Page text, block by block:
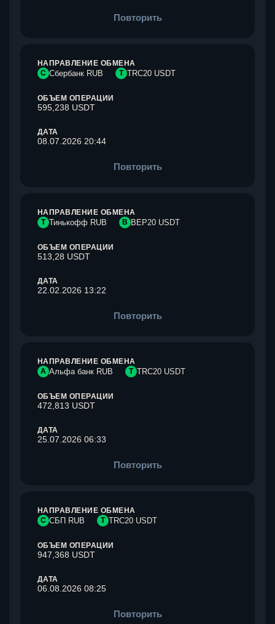
Повторить
НАПРАВЛЕНИЕ ОБМЕНА
С Сбербанк RUB T TRC20 USDT
ОБЪЕМ ОПЕРАЦИИ
595,238 USDT
ДАТА
08.07.2026 20:44
Повторить
НАПРАВЛЕНИЕ ОБМЕНА
Т Тинькофф RUB B BEP20 USDT
ОБЪЕМ ОПЕРАЦИИ
513,28 USDT
ДАТА
22.02.2026 13:22
Повторить
НАПРАВЛЕНИЕ ОБМЕНА
А Альфа банк RUB T TRC20 USDT
ОБЪЕМ ОПЕРАЦИИ
472,813 USDT
ДАТА
25.07.2026 06:33
Повторить
НАПРАВЛЕНИЕ ОБМЕНА
С СБП RUB T TRC20 USDT
ОБЪЕМ ОПЕРАЦИИ
947,368 USDT
ДАТА
06.08.2026 08:25
Повторить